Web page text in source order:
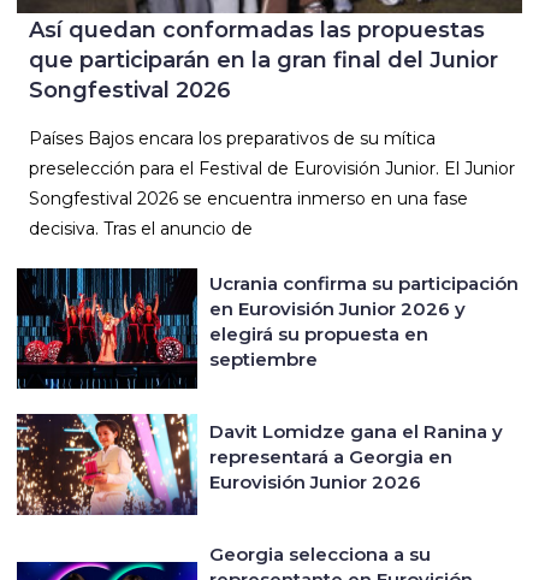
Así quedan conformadas las propuestas
que participarán en la gran final del Junior
Songfestival 2026
Países Bajos encara los preparativos de su mítica
preselección para el Festival de Eurovisión Junior. El Junior
Songfestival 2026 se encuentra inmerso en una fase
decisiva. Tras el anuncio de
Ucrania confirma su participación
en Eurovisión Junior 2026 y
elegirá su propuesta en
septiembre
Davit Lomidze gana el Ranina y
representará a Georgia en
Eurovisión Junior 2026
Georgia selecciona a su